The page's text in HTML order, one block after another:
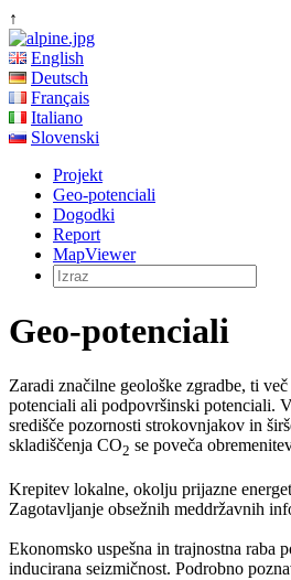
↑
English
Deutsch
Français
Italiano
Slovenski
Projekt
Geo-potenciali
Dogodki
Report
MapViewer
Geo-potenciali
Zaradi značilne geološke zgradbe, ti
potenciali ali podpovršinski potenciali.
središče pozornosti strokovnjakov in
skladiščenja CO2 se poveča
Krepitev lokalne, okolju prijazne
Zagotavljanje obsežnih meddržavnih
Ekonomsko uspešna in trajnostna raba
inducirana seizmičnost. Podrobno